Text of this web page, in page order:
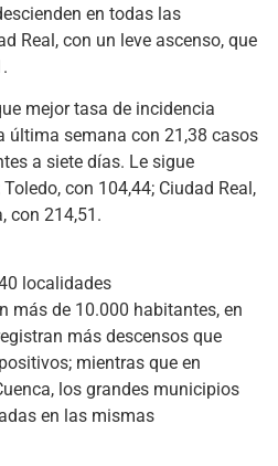
en todas las
Real, con un leve ascenso, que
mejor tasa de incidencia
última semana con 21,38 casos
a siete días. Le sigue
con 104,44; Ciudad Real,
con 214,51.
localidades
más de 10.000 habitantes, en
más descensos que
mientras que en
los grandes municipios
en las mismas